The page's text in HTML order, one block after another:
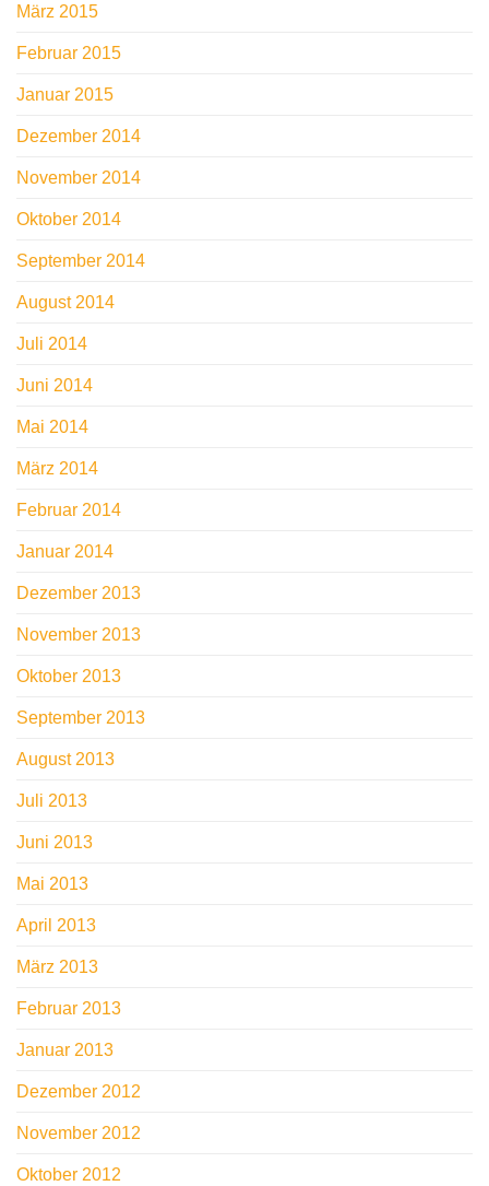
März 2015
Februar 2015
Januar 2015
Dezember 2014
November 2014
Oktober 2014
September 2014
August 2014
Juli 2014
Juni 2014
Mai 2014
März 2014
Februar 2014
Januar 2014
Dezember 2013
November 2013
Oktober 2013
September 2013
August 2013
Juli 2013
Juni 2013
Mai 2013
April 2013
März 2013
Februar 2013
Januar 2013
Dezember 2012
November 2012
Oktober 2012